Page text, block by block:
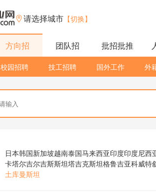
请选择城市 【切换】
方向招 团队招 批招批推
校园招聘 技工招聘 国外工作 外
日本韩国新加坡越南泰国马来西亚印度印度尼西
卡塔尔吉尔吉斯斯坦塔吉克斯坦格鲁吉亚科威特
土库曼斯坦